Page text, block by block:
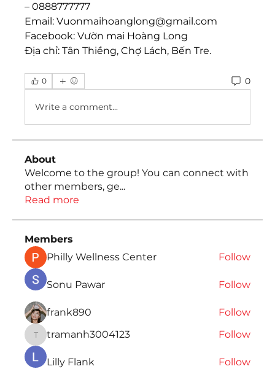
– 0888777777
Email: Vuonmaihoanglong@gmail.com
Facebook: Vườn mai Hoàng Long
Địa chỉ: Tân Thiềng, Chợ Lách, Bến Tre.
0 0
Write a comment...
About
Welcome to the group! You can connect with
other members, ge...
Read more
Members
Philly Wellness Center
Follow
Sonu Pawar Follow
frank890 Follow
tramanh3004123
tramanh3004123 Follow
Lilly Flank Follow